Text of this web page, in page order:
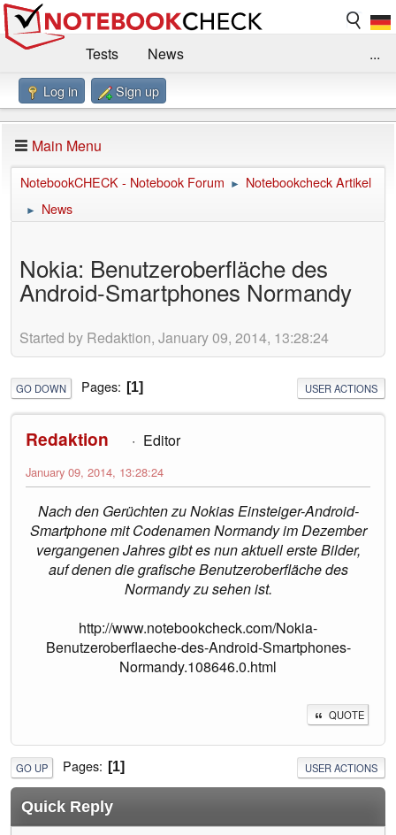
Tests
News
Benchmarks / Technik
Forum
Impressum
...
Log in Sign up
Main Menu
NotebookCHECK - Notebook Forum ► Notebookcheck Artikel
► News
Nokia: Benutzeroberfläche des
Android-Smartphones Normandy
Started by Redaktion, January 09, 2014, 13:28:24
GO DOWN Pages 1 USER ACTIONS
Redaktion Editor
January 09, 2014, 13:28:24
Nach den Gerüchten zu Nokias Einsteiger-Android-
Smartphone mit Codenamen Normandy im Dezember
vergangenen Jahres gibt es nun aktuell erste Bilder,
auf denen die grafische Benutzeroberfläche des
Normandy zu sehen ist.
http://www.notebookcheck.com/Nokia-
Benutzeroberflaeche-des-Android-Smartphones-
Normandy.108646.0.html
QUOTE
GO UP Pages 1 USER ACTIONS
Quick Reply